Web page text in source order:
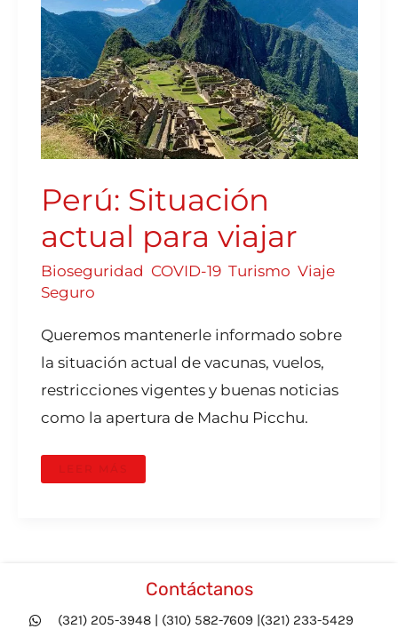
Perú: Situación
actual para viajar
Bioseguridad COVID-19, Turismo Viaje
Seguro
Queremos mantenerle informado sobre
la situación actual de vacunas, vuelos,
restricciones vigentes y buenas noticias
como la apertura de Machu Picchu.
VIAJAR
LEER MÁS
Contáctanos
(321) 205-3948 | (310) 582-7609 |(321) 233-5429